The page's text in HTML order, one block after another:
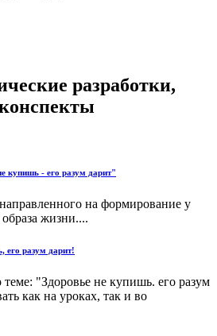
разработки,
купишь - его разум дарит"
на формирование у
жизни....
его разум дарит!
теме: "Здоровье не купишь. его разум
как на уроках, так и во